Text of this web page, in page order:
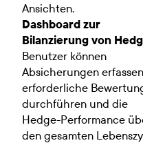
Ansichten.
Dashboard zur
Bilanzierung von
Benutzer können
Absicherungen
erforderliche
durchführen und die
Hedge-Performance
den gesamten